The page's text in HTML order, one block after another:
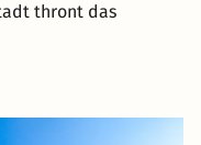
thront das